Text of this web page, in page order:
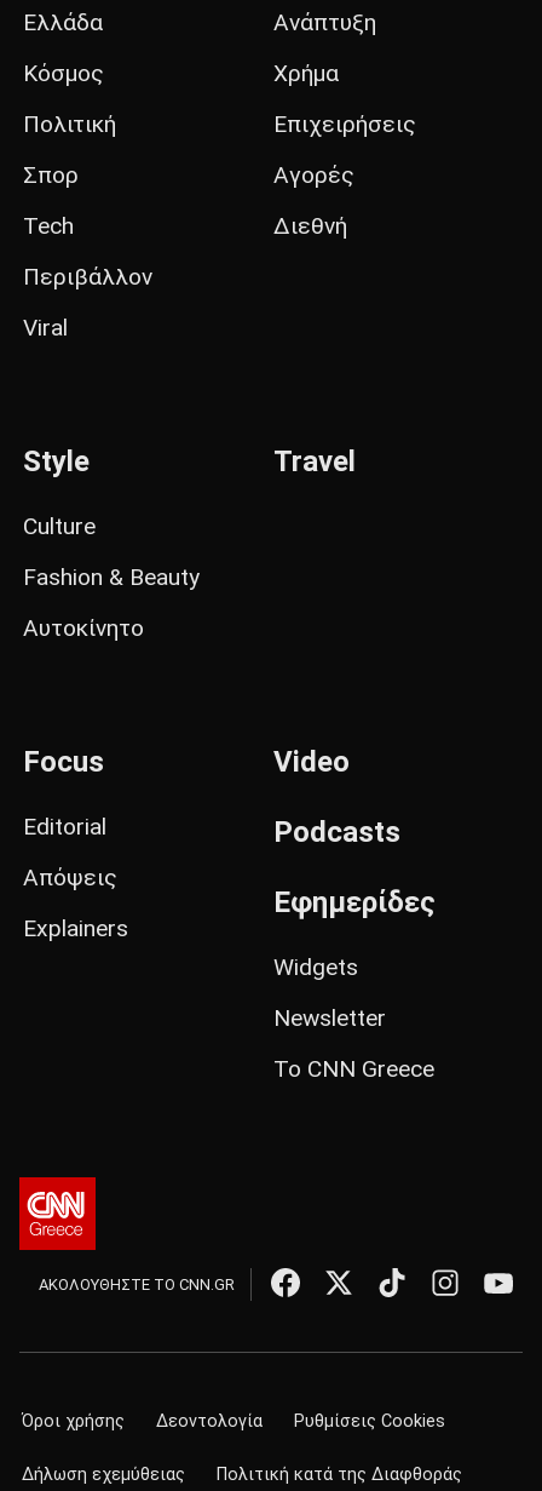
Ελλάδα
Κόσμος
Πολιτική
Σπορ
Tech
Περιβάλλον
Viral
Ανάπτυξη
Χρήμα
Επιχειρήσεις
Αγορές
Διεθνή
Style
Culture
Fashion & Beauty
Αυτοκίνητο
Travel
Focus
Editorial
Απόψεις
Explainers
Video
Podcasts
Εφημερίδες
Widgets
Newsletter
Το CNN Greece
ΑΚΟΛΟΥΘΗΣΤΕ ΤΟ CNN.GR
Όροι χρήσης Δεοντολογία Ρυθμίσεις Cookies
Δήλωση εχεμύθειας Πολιτική κατά της Διαφθοράς